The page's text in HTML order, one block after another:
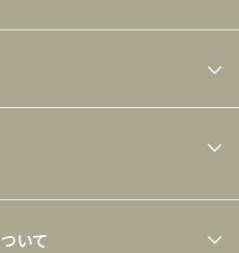
いて